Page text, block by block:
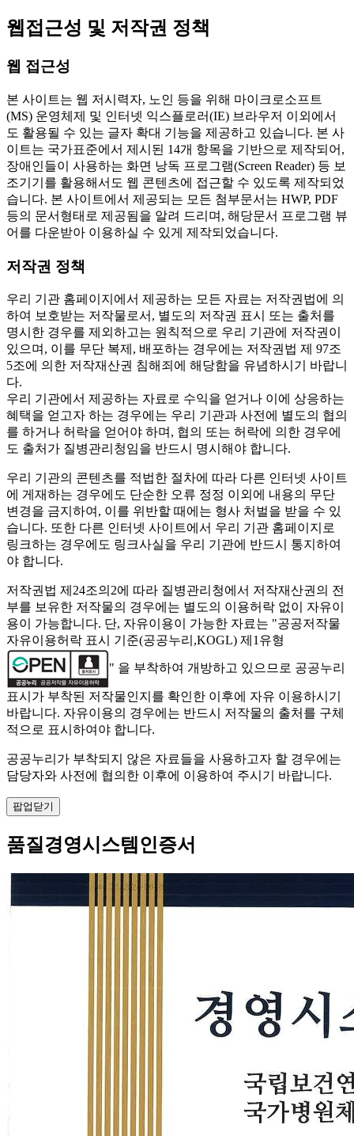
웹접근성 및 저작권 정책
웹 접근성
본 사이트는 웹 저시력자, 노인 등을 위해 마이크로소프트
(MS) 운영체제 및 인터넷 익스플로러(IE) 브라우저 이외에서
도 활용될 수 있는 글자 확대 기능을 제공하고 있습니다. 본 사
이트는 국가표준에서 제시된 14개 항목을 기반으로 제작되어,
장애인들이 사용하는 화면 낭독 프로그램(Screen Reader) 등 보
조기기를 활용해서도 웹 콘텐츠에 접근할 수 있도록 제작되었
습니다. 본 사이트에서 제공되는 모든 첨부문서는 HWP, PDF
등의 문서형태로 제공됨을 알려 드리며, 해당문서 프로그램 뷰
어를 다운받아 이용하실 수 있게 제작되었습니다.
저작권 정책
우리 기관 홈페이지에서 제공하는 모든 자료는 저작권법에 의
하여 보호받는 저작물로서, 별도의 저작권 표시 또는 출처를
명시한 경우를 제외하고는 원칙적으로 우리 기관에 저작권이
있으며, 이를 무단 복제, 배포하는 경우에는 저작권법 제 97조
5조에 의한 저작재산권 침해죄에 해당함을 유념하시기 바랍니
다.
우리 기관에서 제공하는 자료로 수익을 얻거나 이에 상응하는
혜택을 얻고자 하는 경우에는 우리 기관과 사전에 별도의 협의
를 하거나 허락을 얻어야 하며, 협의 또는 허락에 의한 경우에
도 출처가 질병관리청임을 반드시 명시해야 합니다.
우리 기관의 콘텐츠를 적법한 절차에 따라 다른 인터넷 사이트
에 게재하는 경우에도 단순한 오류 정정 이외에 내용의 무단
변경을 금지하여, 이를 위반할 때에는 형사 처벌을 받을 수 있
습니다. 또한 다른 인터넷 사이트에서 우리 기관 홈페이지로
링크하는 경우에도 링크사실을 우리 기관에 반드시 통지하여
야 합니다.
저작권법 제24조의2에 따라 질병관리청에서 저작재산권의 전
부를 보유한 저작물의 경우에는 별도의 이용허락 없이 자유이
용이 가능합니다. 단, 자유이용이 가능한 자료는 "공공저작물
자유이용허락 표시 기준(공공누리,KOGL) 제1유형
" 을 부착하여 개방하고 있으므로 공공누리
표시가 부착된 저작물인지를 확인한 이후에 자유 이용하시기
바랍니다. 자유이용의 경우에는 반드시 저작물의 출처를 구체
적으로 표시하여야 합니다.
공공누리가 부착되지 않은 자료들을 사용하고자 할 경우에는
담당자와 사전에 협의한 이후에 이용하여 주시기 바랍니다.
팝업닫기
품질경영시스템인증서